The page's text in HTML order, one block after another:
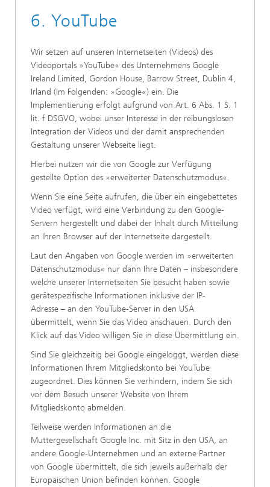
6. YouTube
Wir setzen auf unseren Internetseiten (Videos) des
Videoportals »YouTube« des Unternehmens Google
Ireland Limited, Gordon House, Barrow Street, Dublin 4,
Irland (Im Folgenden: »Google«) ein. Die
Implementierung erfolgt aufgrund von Art. 6 Abs. 1 S. 1
lit. f DSGVO, wobei unser Interesse in der reibungslosen
Integration der Videos und der damit ansprechenden
Gestaltung unserer Webseite liegt.
Hierbei nutzen wir die von Google zur Verfügung
gestellte Option des »erweiterter Datenschutzmodus«.
Wenn Sie eine Seite aufrufen, die über ein eingebettetes
Video verfügt, wird eine Verbindung zu den Google-
Servern hergestellt und dabei der Inhalt durch Mitteilung
an Ihren Browser auf der Internetseite dargestellt.
Laut den Angaben von Google werden im »erweiterten
Datenschutzmodus« nur dann Ihre Daten – insbesondere
welche unserer Internetseiten Sie besucht haben sowie
gerätespezifische Informationen inklusive der IP-
Adresse – an den YouTube-Server in den USA
übermittelt, wenn Sie das Video anschauen. Durch den
Klick auf das Video willigen Sie in diese Übermittlung ein.
Sind Sie gleichzeitig bei Google eingeloggt, werden diese
Informationen Ihrem Mitgliedskonto bei YouTube
zugeordnet. Dies können Sie verhindern, indem Sie sich
vor dem Besuch unserer Website von Ihrem
Mitgliedskonto abmelden.
Teilweise werden Informationen an die
Muttergesellschaft Google Inc. mit Sitz in den USA, an
andere Google-Unternehmen und an externe Partner
von Google übermittelt, die sich jeweils außerhalb der
Europäischen Union befinden können. Google